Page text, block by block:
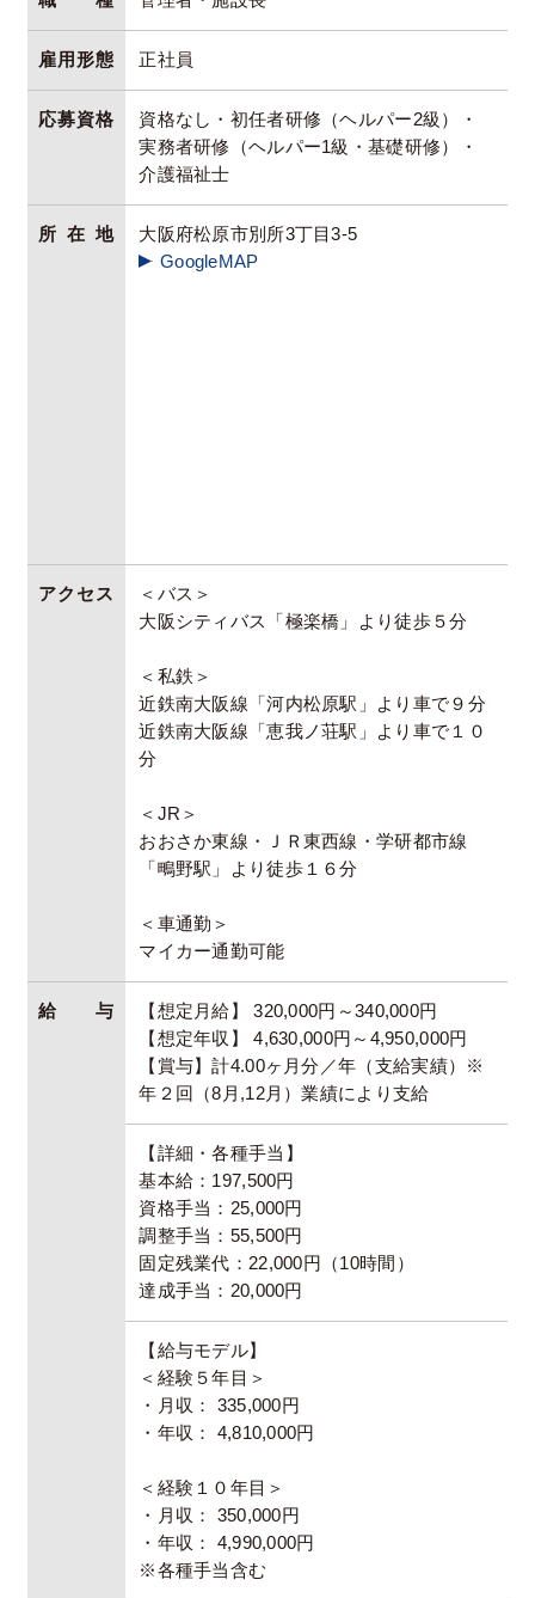
雇用形態 正社員
応募資格
資格なし・初任者研修（ヘルパー2級）・
実務者研修（ヘルパー1級・基礎研修）・
介護福祉士
所在地
大阪府松原市別所3丁目3-5
GoogleMAP
アクセス
＜バス＞
大阪シティバス「極楽橋」より徒歩５分
＜私鉄＞
近鉄南大阪線「河内松原駅」より車で９分
近鉄南大阪線「恵我ノ荘駅」より車で１０
分
＜JR＞
おおさか東線・ＪＲ東西線・学研都市線
「鴫野駅」より徒歩１６分
＜車通勤＞
マイカー通勤可能
給与
【想定月給】 320,000円～340,000円
【想定年収】 4,630,000円～4,950,000円
【賞与】計4.00ヶ月分／年（支給実績）※
年２回（8月,12月）業績により支給
【詳細・各種手当】
基本給：197,500円
資格手当：25,000円
調整手当：55,500円
固定残業代：22,000円（10時間）
達成手当：20,000円
【給与モデル】
＜経験５年目＞
・月収： 335,000円
・年収： 4,810,000円
＜経験１０年目＞
・月収： 350,000円
・年収： 4,990,000円
※各種手当含む